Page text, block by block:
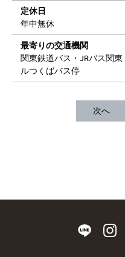
定休日
年中無休
最寄りの交通機関
関東鉄道バス・JRバス関
ルつくばバス停
次へ